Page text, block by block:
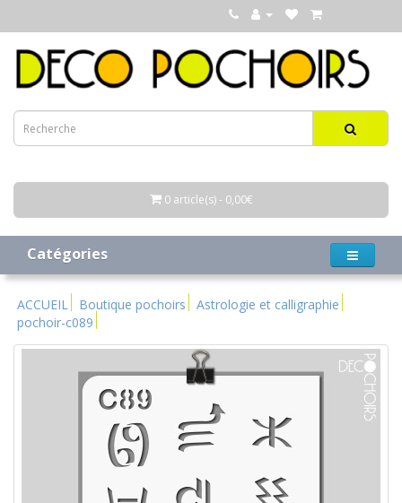
0 article(s) - 0,00€
Catégories
ACCUEIL Boutique pochoirs
Astrologie et calligraphie
pochoir-c089